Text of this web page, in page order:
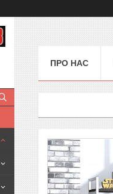
ПРО НАС